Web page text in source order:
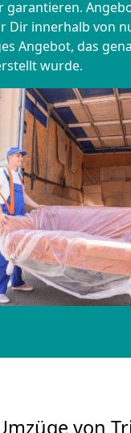
garantieren.
Dir innerhalb von
Angebot, das
wurde.
von